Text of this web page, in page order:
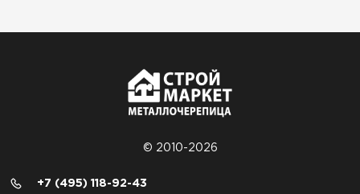
© 2010-2026
+7 (495) 118-92-43